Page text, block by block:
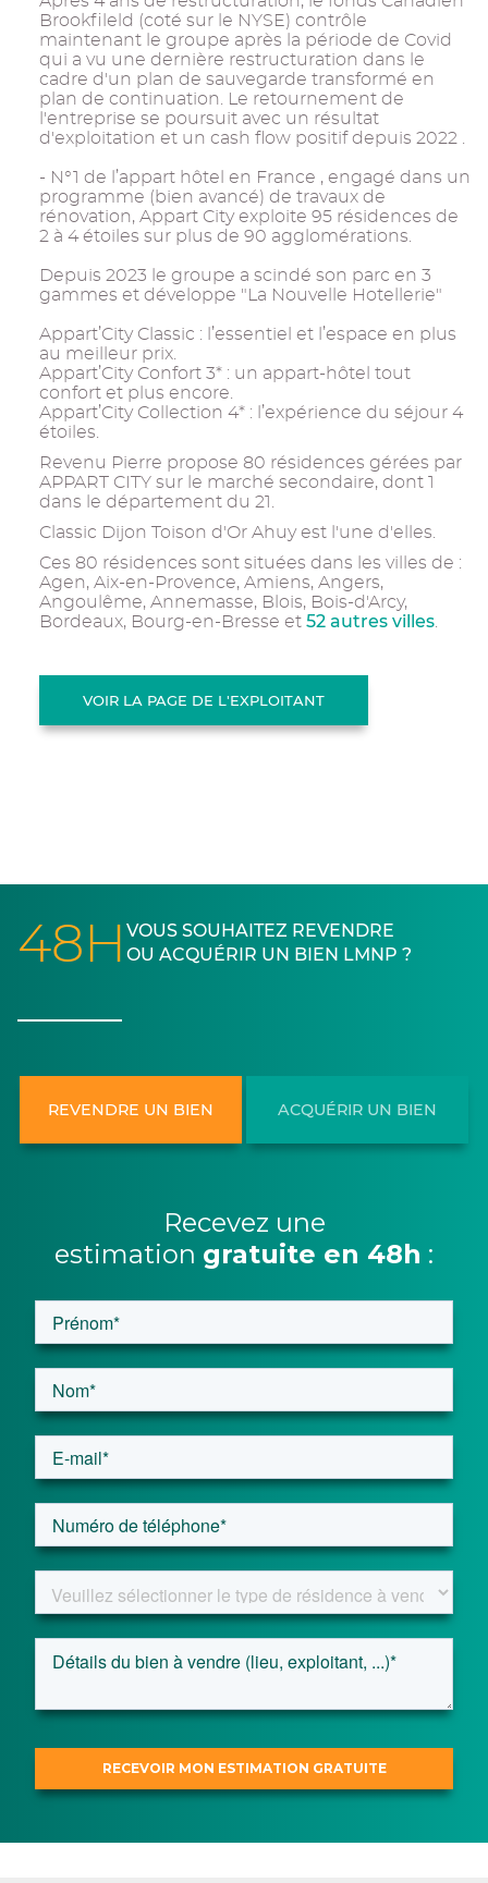
Brookfileld (coté sur le NYSE) contrôle
maintenant le groupe après la période de Covid
qui a vu une dernière restructuration dans le
cadre d'un plan de sauvegarde transformé en
plan de continuation. Le retournement de
l'entreprise se poursuit avec un résultat
d'exploitation et un cash flow positif depuis 2022 .
- N°1 de l’appart hôtel en France , engagé dans un
programme (bien avancé) de travaux de
rénovation, Appart City exploite 95 résidences de
2 à 4 étoiles sur plus de 90 agglomérations.
Depuis 2023 le groupe a scindé son parc en 3
gammes et développe "La Nouvelle Hotellerie"
Appart’City Classic : l’essentiel et l’espace en plus
au meilleur prix.
Appart’City Confort 3* : un appart-hôtel tout
confort et plus encore.
Appart’City Collection 4* : l’expérience du séjour 4
étoiles.
Revenu Pierre propose 80 résidences gérées par
APPART CITY sur le marché secondaire, dont 1
dans le département du 21.
Classic Dijon Toison d'Or Ahuy est l'une d'elles.
Ces 80 résidences sont situées dans les villes de :
Agen, Aix-en-Provence, Amiens, Angers,
Angoulême, Annemasse, Blois, Bois-d'Arcy,
Bordeaux, Bourg-en-Bresse et 52 autres villes.
VOIR LA PAGE DE L'EXPLOITANT
48H VOUS SOUHAITEZ REVENDRE
OU ACQUÉRIR UN BIEN LMNP ?
REVENDRE UN BIEN ACQUÉRIR UN BIEN